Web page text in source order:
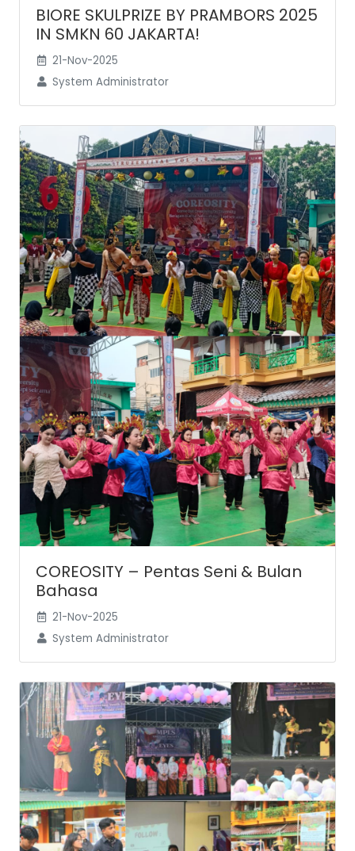
BIORE SKULPRIZE BY PRAMBORS 2025
IN SMKN 60 JAKARTA!
21-Nov-2025
System Administrator
COREOSITY – Pentas Seni & Bulan
Bahasa
21-Nov-2025
System Administrator